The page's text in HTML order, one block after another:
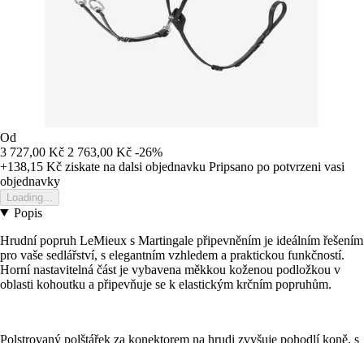
Od
3 727,00 Kč 2 763,00 Kč -26%
+138,15 Kč ziskate na dalsi objednavku Pripsano po potvrzeni vasi
objednavky
Loading...
Popis
Hrudní popruh LeMieux s Martingale připevněním je ideálním řešením
pro vaše sedlářství, s elegantním vzhledem a praktickou funkčností.
Horní nastavitelná část je vybavena měkkou koženou podložkou v
oblasti kohoutku a připevňuje se k elastickým krčním popruhům.
Polstrovaný polštářek za konektorem na hrudi zvyšuje pohodlí koně, s